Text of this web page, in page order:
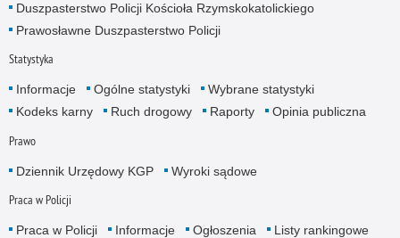
Duszpasterstwo Policji Kościoła Rzymskokatolickiego
Prawosławne Duszpasterstwo Policji
Statystyka
Informacje Ogólne statystyki
Wybrane statystyki
Kodeks karny
Ruch drogowy Raporty Opinia publiczna
Prawo
Dziennik Urzędowy KGP Wyroki sądowe
Praca w Policji
Praca w Policji Informacje Ogłoszenia
Listy rankingowe